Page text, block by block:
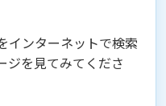
インターネットで検索
ジを見てみてくださ